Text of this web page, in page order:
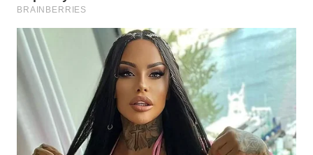
TIMUR
WN
SEMARANG
WN
SOLO
WN